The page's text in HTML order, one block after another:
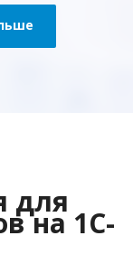
для
на 1С-